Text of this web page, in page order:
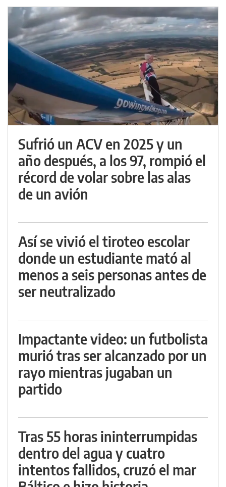
Sufrió un ACV en 2025 y un
año después, a los 97, rompió el
récord de volar sobre las alas
de un avión
Así se vivió el tiroteo escolar
donde un estudiante mató al
menos a seis personas antes de
ser neutralizado
Impactante video: un futbolista
murió tras ser alcanzado por un
rayo mientras jugaban un
partido
Tras 55 horas ininterrumpidas
dentro del agua y cuatro
intentos fallidos, cruzó el mar